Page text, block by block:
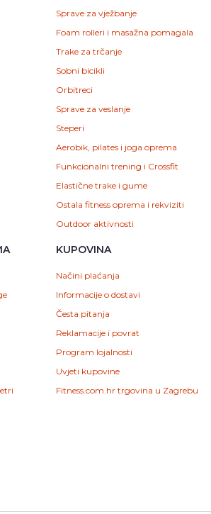
Sprave za vježbanje
Foam rolleri i masažna pomagala
Trake za trčanje
Sobni bicikli
Orbitreci
Sprave za veslanje
Steperi
Aerobik, pilates i joga oprema
Funkcionalni trening i Crossfit
Elastične trake i gume
Ostala fitness oprema i rekviziti
Outdoor aktivnosti
KUPOVINA
Načini plaćanja
Informacije o dostavi
Česta pitanja
Reklamacije i povrat
Program lojalnosti
Uvjeti kupovine
Fitness.com.hr trgovina u Zagrebu